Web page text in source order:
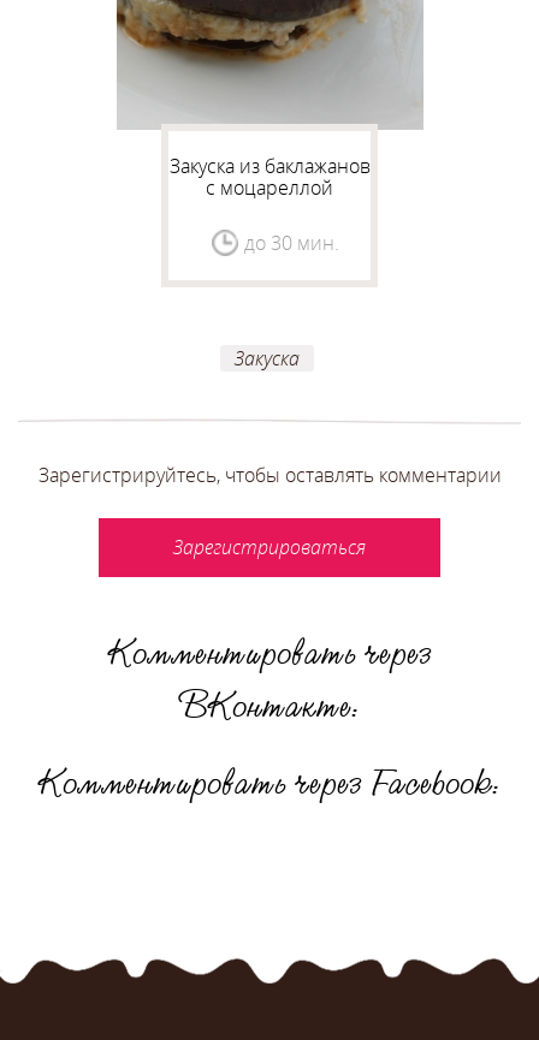
Закуска
Закуска из баклажанов
с моцареллой
до 30 мин.
Зарегистрируйтесь, чтобы оставлять комментарии
Зарегистрироваться
Комментировать через
ВКонтакте:
Комментировать через Facebook: